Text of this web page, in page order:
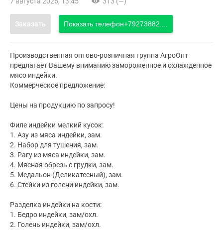
Заказать Показать телефон+79273882....
Производственная оптово-розничная группа АгроОпт
предлагает Вашему вниманию замороженное и охлажденное
мясо индейки.
Коммерческое предложение:
Цены на продукцию по запросу!
Филе индейки мелкий кусок:
1. Азу из мяса индейки, зам.
2. Набор для тушения, зам.
3. Рагу из мяса индейки, зам.
4. Мясная обрезь с грудки, зам.
5. Медальон (Деликатесный), зам.
6. Стейки из голени индейки, зам.
Разделка индейки на кости:
1. Бедро индейки, зам/охл.
2. Голень индейки, зам/охл.